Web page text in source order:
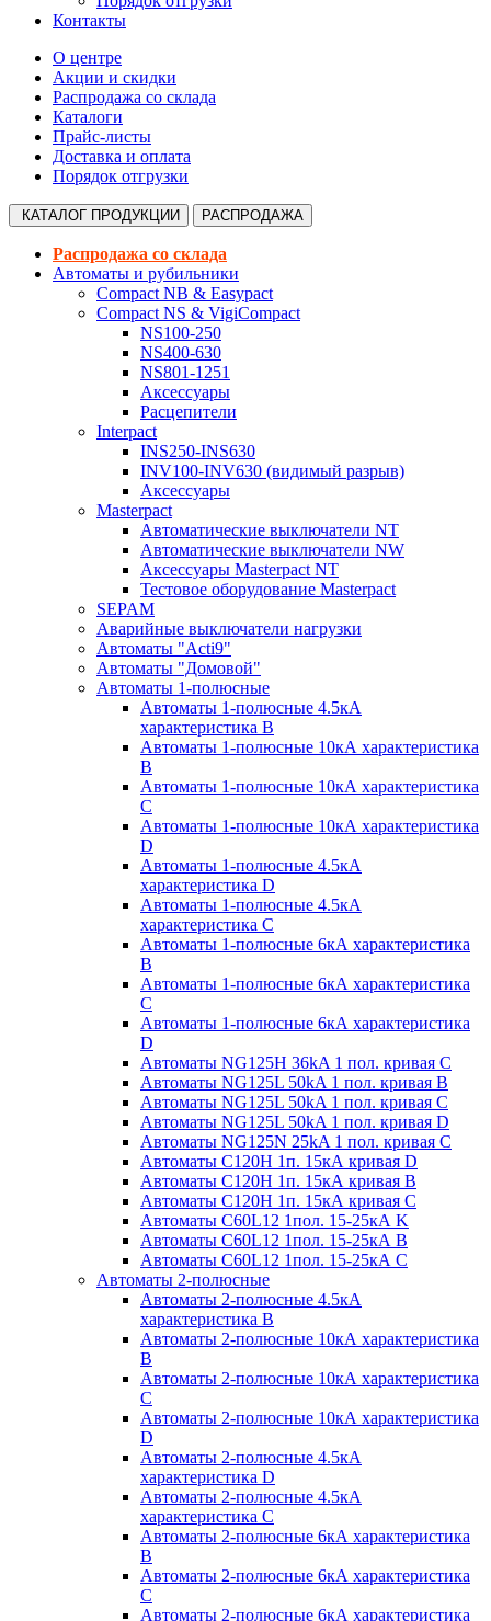
Контакты
О центре
Акции и скидки
Распродажа со склада
Каталоги
Прайс-листы
Доставка и оплата
Порядок отгрузки
КАТАЛОГ ПРОДУКЦИИ РАСПРОДАЖА
Распродажа со склада
Автоматы и рубильники
Compact NB & Easypact
Compact NS & VigiCompact
NS100-250
NS400-630
NS801-1251
Аксессуары
Расцепители
Interpact
INS250-INS630
INV100-INV630 (видимый разрыв)
Аксессуары
Masterpact
Автоматические выключатели NT
Автоматические выключатели NW
Аксессуары Masterpact NT
Тестовое оборудование Masterpact
SEPAM
Аварийные выключатели нагрузки
Автоматы "Acti9"
Автоматы "Домовой"
Автоматы 1-полюсные
Автоматы 1-полюсные 4.5кА
характеристика В
Автоматы 1-полюсные 10кА характеристика
B
Автоматы 1-полюсные 10кА характеристика
C
Автоматы 1-полюсные 10кА характеристика
D
Автоматы 1-полюсные 4.5кА
характеристика D
Автоматы 1-полюсные 4.5кА
характеристика С
Автоматы 1-полюсные 6кА характеристика
B
Автоматы 1-полюсные 6кА характеристика
C
Автоматы 1-полюсные 6кА характеристика
D
Автоматы NG125H 36kA 1 пол. кривая C
Автоматы NG125L 50kA 1 пол. кривая B
Автоматы NG125L 50kA 1 пол. кривая C
Автоматы NG125L 50kA 1 пол. кривая D
Автоматы NG125N 25kA 1 пол. кривая C
Автоматы С120H 1п. 15кА кривая D
Автоматы С120H 1п. 15кА кривая В
Автоматы С120H 1п. 15кА кривая С
Автоматы С60L12 1пол. 15-25кА K
Автоматы С60L12 1пол. 15-25кА В
Автоматы С60L12 1пол. 15-25кА С
Автоматы 2-полюсные
Автоматы 2-полюсные 4.5кА
характеристика В
Автоматы 2-полюсные 10кА характеристика
B
Автоматы 2-полюсные 10кА характеристика
C
Автоматы 2-полюсные 10кА характеристика
D
Автоматы 2-полюсные 4.5кА
характеристика D
Автоматы 2-полюсные 4.5кА
характеристика С
Автоматы 2-полюсные 6кА характеристика
B
Автоматы 2-полюсные 6кА характеристика
C
Автоматы 2-полюсные 6кА характеристика